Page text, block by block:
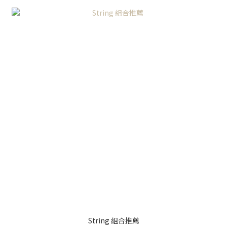
String 組合推薦